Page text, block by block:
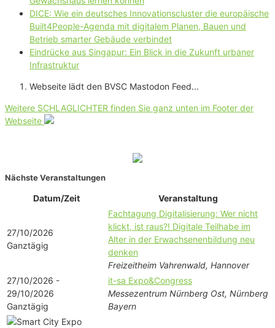
DICE: Wie ein deutsches Innovationscluster die europäische
Built4People-Agenda mit digitalem Planen, Bauen und
Betrieb smarter Gebäude verbindet
Eindrücke aus Singapur: Ein Blick in die Zukunft urbaner
Infrastruktur
Webseite lädt den BVSC Mastodon Feed...
Weitere SCHLAGLICHTER finden Sie ganz unten im Footer der
Webseite
Nächste Veranstaltungen
Datum/Zeit Veranstaltung
27/10/2026
Ganztägig
Fachtagung Digitalisierung: Wer nicht
klickt, ist raus?! Digitale Teilhabe im
Alter in der Erwachsenenbildung neu
denken
Freizeitheim Vahrenwald, Hannover
27/10/2026 -
29/10/2026
Ganztägig
it-sa Expo&Congress
Messezentrum Nürnberg Ost, Nürnberg
Bayern